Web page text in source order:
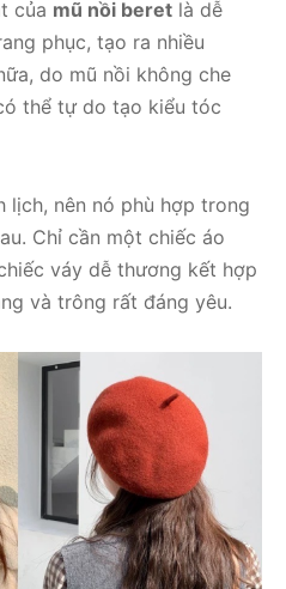
của mũ nồi beret là dễ
phục, tạo ra nhiều
do mũ nồi không che
thể tự do tạo kiểu tóc
lịch, nên nó phù hợp trong
Chỉ cần một chiếc áo
váy dễ thương kết hợp
và trông rất đáng yêu.